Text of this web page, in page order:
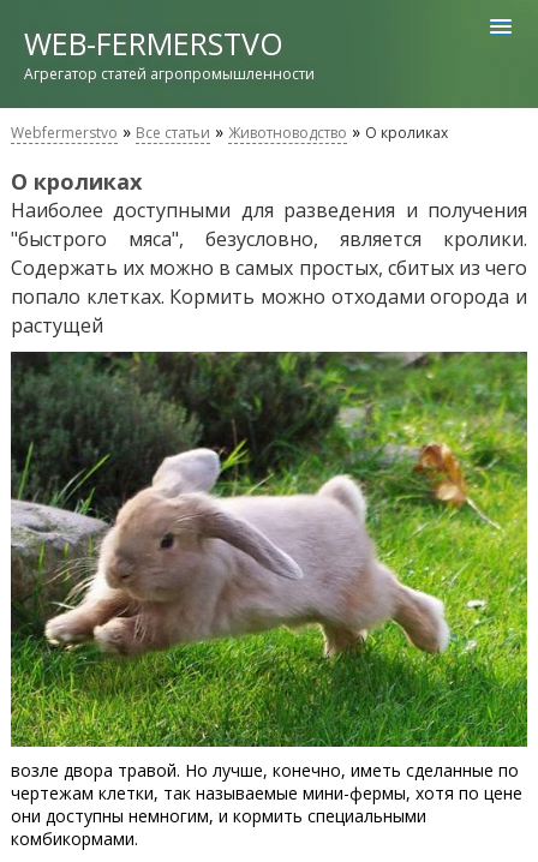
WEB-FERMERSTVO
Агрегатор статей агропромышленности
Webfermerstvo » Все статьи » Животноводство » О кроликах
О кроликах
Наиболее доступными для разведения и получения
"быстрого мяса", безусловно, является кролики.
Содержать их можно в самых простых, сбитых из чего
попало клетках. Кормить можно отходами огорода и
растущей
возле двора травой. Но лучше, конечно, иметь сделанные по
чертежам клетки, так называемые мини-фермы, хотя по цене
они доступны немногим, и кормить специальными
комбикормами.